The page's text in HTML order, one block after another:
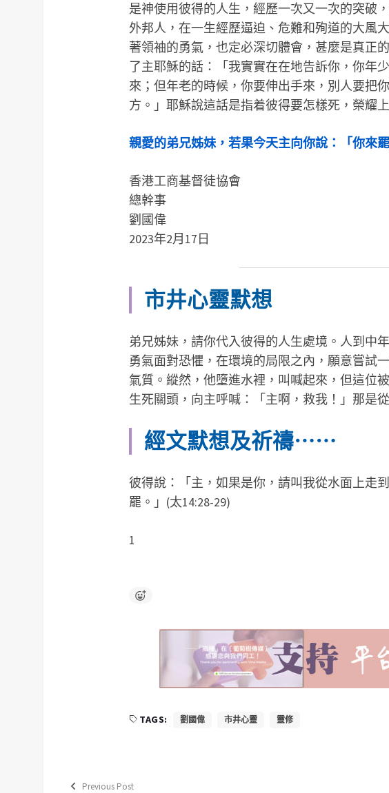
是神使用彼得的人生，經歷一次又一次的突破
外邦人，在一生經歷逼迫、危難和殉道的大風
著領袖的勇氣，也定必深切體會，甚麼是真正
了主耶穌的話：「我實實在在地告訴你，你年
來；但年老的時候，你要伸出手來，別人要把
方。」耶穌說這話是指着彼得要怎樣死，榮耀上
親愛的弟兄姊妹，若果今天主向你說：「你來
香港工商基督徒協會
總幹事
劉國偉
2023年2月17日
市井心靈默想
弟兄姊妹，請你代入彼得的人生處境。人到中
勇氣面對恐懼，在環境的局限之內，願意嘗試
氣質。縱然，他墮進水裡，叫喊起來，但這位
生死關頭，向主呼喊：「主啊，救我！」那是
經文默想及祈禱⋯⋯
彼得說：「主，如果是你，請叫我從水面上走
罷。」(太14:28-29)
1
TAGS: 劉國偉 市井心靈 靈修
Previous Post